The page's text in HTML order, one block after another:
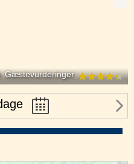
Gæstevurderinger